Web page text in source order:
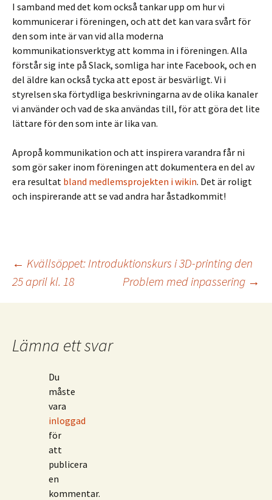
I samband med det kom också tankar upp om hur vi
kommunicerar i föreningen, och att det kan vara svårt för
den som inte är van vid alla moderna
kommunikationsverktyg att komma in i föreningen. Alla
förstår sig inte på Slack, somliga har inte Facebook, och en
del äldre kan också tycka att epost är besvärligt. Vi i
styrelsen ska förtydliga beskrivningarna av de olika kanaler
vi använder och vad de ska användas till, för att göra det lite
lättare för den som inte är lika van.
Apropå kommunikation och att inspirera varandra får ni
som gör saker inom föreningen att dokumentera en del av
era resultat bland medlemsprojekten i wikin. Det är roligt
och inspirerande att se vad andra har åstadkommit!
Inläggsnavigering
← Kvällsöppet: Introduktionskurs i 3D-printing den
25 april kl. 18
Problem med inpassering →
Lämna ett svar
Du
måste
vara
inloggad
för
att
publicera
en
kommentar.